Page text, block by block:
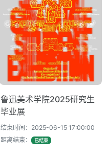
鲁迅美术学院2025研究生
毕业展
结束时间：2025-06-15 17:00:00
距离结束：
已结束